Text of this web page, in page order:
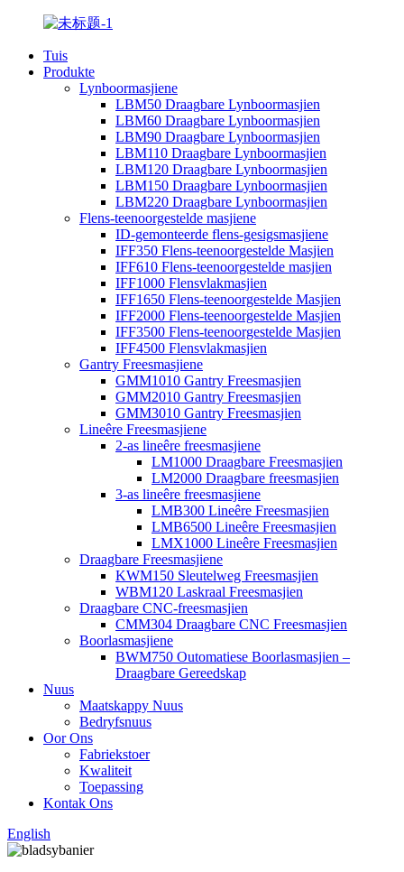
Tuis
Produkte
Lynboormasjiene
LBM50 Draagbare Lynboormasjien
LBM60 Draagbare Lynboormasjien
LBM90 Draagbare Lynboormasjien
LBM110 Draagbare Lynboormasjien
LBM120 Draagbare Lynboormasjien
LBM150 Draagbare Lynboormasjien
LBM220 Draagbare Lynboormasjien
Flens-teenoorgestelde masjiene
ID-gemonteerde flens-gesigsmasjiene
IFF350 Flens-teenoorgestelde Masjien
IFF610 Flens-teenoorgestelde masjien
IFF1000 Flensvlakmasjien
IFF1650 Flens-teenoorgestelde Masjien
IFF2000 Flens-teenoorgestelde Masjien
IFF3500 Flens-teenoorgestelde Masjien
IFF4500 Flensvlakmasjien
Gantry Freesmasjiene
GMM1010 Gantry Freesmasjien
GMM2010 Gantry Freesmasjien
GMM3010 Gantry Freesmasjien
Lineêre Freesmasjiene
2-as lineêre freesmasjiene
LM1000 Draagbare Freesmasjien
LM2000 Draagbare freesmasjien
3-as lineêre freesmasjiene
LMB300 Lineêre Freesmasjien
LMB6500 Lineêre Freesmasjien
LMX1000 Lineêre Freesmasjien
Draagbare Freesmasjiene
KWM150 Sleutelweg Freesmasjien
WBM120 Laskraal Freesmasjien
Draagbare CNC-freesmasjien
CMM304 Draagbare CNC Freesmasjien
Boorlasmasjiene
BWM750 Outomatiese Boorlasmasjien –
Draagbare Gereedskap
Nuus
Maatskappy Nuus
Bedryfsnuus
Oor Ons
Fabriekstoer
Kwaliteit
Toepassing
Kontak Ons
English